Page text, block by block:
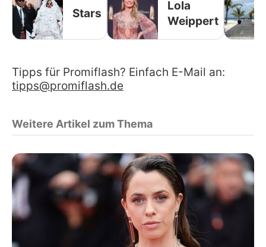
Stars
Lola
Weippert
Tipps für Promiflash? Einfach E-Mail an:
tipps@promiflash.de
Weitere Artikel zum Thema